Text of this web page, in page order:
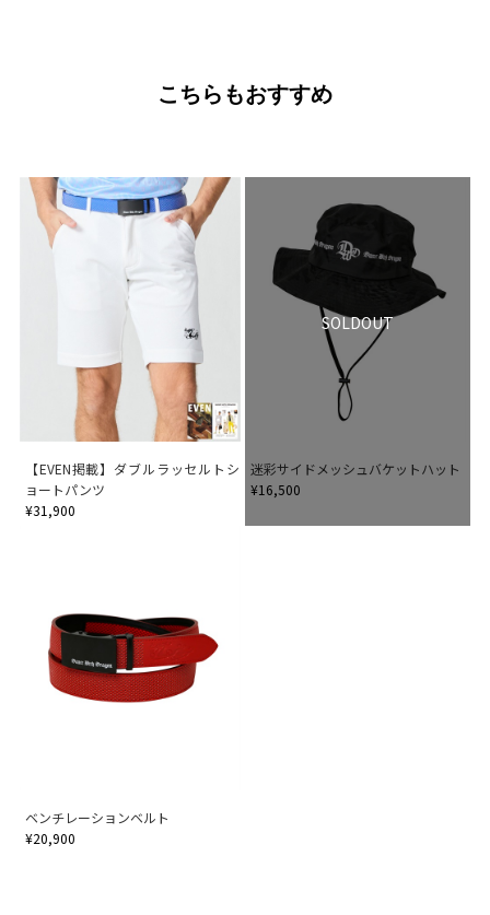
こちらもおすすめ
【EVEN掲載】ダブルラッセルトシ
ョートパンツ
¥31,900
SOLDOUT
迷彩サイドメッシュバケットハット
¥16,500
ベンチレーションベルト
¥20,900